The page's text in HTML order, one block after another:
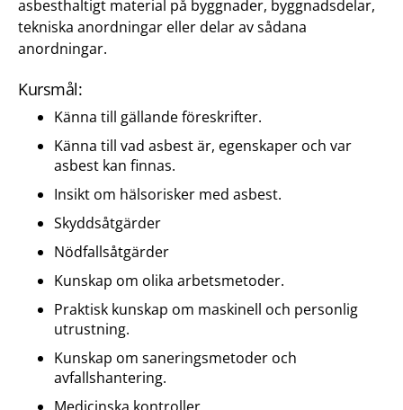
asbesthaltigt material på byggnader, byggnadsdelar,
tekniska anordningar eller delar av sådana
anordningar.
Kursmål:
Känna till gällande föreskrifter.
Känna till vad asbest är, egenskaper och var
asbest kan finnas.
Insikt om hälsorisker med asbest.
Skyddsåtgärder
Nödfallsåtgärder
Kunskap om olika arbetsmetoder.
Praktisk kunskap om maskinell och personlig
utrustning.
Kunskap om saneringsmetoder och
avfallshantering.